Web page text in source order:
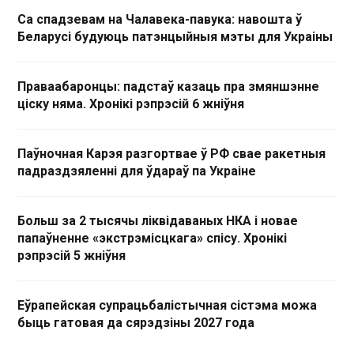
Са спадзевам на Чалавека-павука: навошта ў
Беларусі будуюць патэнцыйныя мэты для Украіны
Праваабаронцы: падстаў казаць пра змяншэнне
ціску няма. Хронікі рэпрэсій 6 жніўня
Паўночная Карэя разгортвае ў РФ свае ракетныя
падраздзяленні для ўдараў па Украіне
Больш за 2 тысячы ліквідаваных НКА і новае
папаўненне «экстрэмісцкага» спісу. Хронікі
рэпрэсій 5 жніўня
Еўрапейская супрацьбалістычная сістэма можа
быць гатовая да сярэдзіны 2027 года